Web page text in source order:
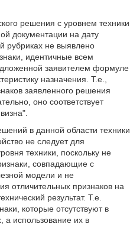
решения с уровнем техники
документации на дату
рубриках не выявлено
идентичные всем
заявителем формуле
назначения. Т.е.,
заявленного решения
оно соответствует
в данной области техники
не следует для
техники, поскольку не
совпадающие с
модели и не
отличительных признаков на
результат. Т.е.
которые отсутствуют в
а использование их в